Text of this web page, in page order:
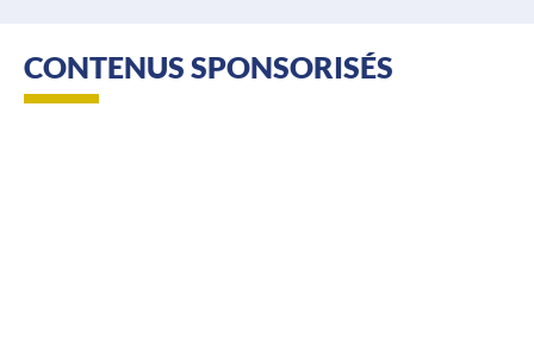
CONTENUS SPONSORISÉS